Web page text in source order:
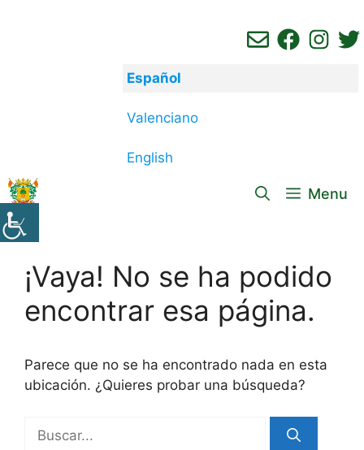
Español
Valenciano
English
Menu
¡Vaya! No se ha podido
encontrar esa página.
Parece que no se ha encontrado nada en esta
ubicación. ¿Quieres probar una búsqueda?